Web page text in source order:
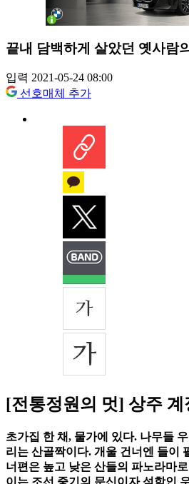
끝내 담백하게 살았던 옛사람
입력 2021-05-24 08:00
선호매체 추가
[전통정원의 멋] 상주
초가집 한 채, 물가에 있다. 나무들
리는 산골짝이다. 개울 건너엔 들이
너편은 높고 낮은 산들의 파노라마